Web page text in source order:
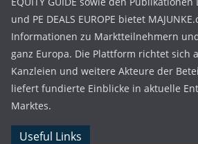
und PE DEALS EUROPE bietet
Informationen zu Marktteilnehmern
ganz Europa. Die Plattform richtet sich
Kanzleien und weitere Akteure der
liefert fundierte Einblicke in aktuelle
Marktes.
Useful Links